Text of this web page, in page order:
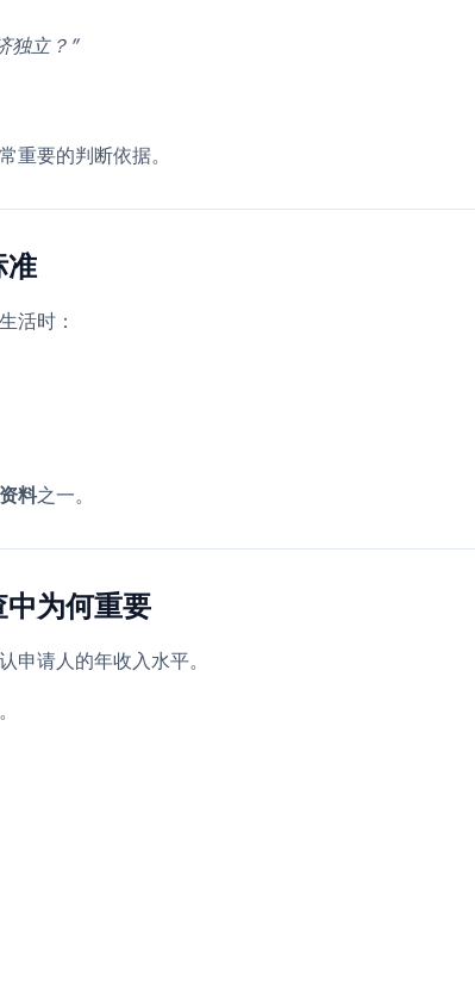
独立？”
重要的判断依据。
准
活时：
料之一。
为何重要
申请人的年收入水平。
。